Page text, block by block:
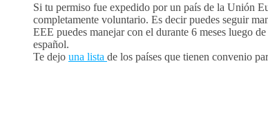
Si tu permiso fue expedido por un país de la Unión
completamente voluntario. Es decir puedes seguir
EEE puedes manejar con el durante 6 meses luego
español.
Te dejo una lista de los países que tienen convenio